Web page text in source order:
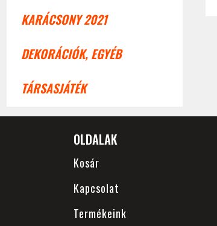
KARÁCSONY 2021
DEKORÁCIÓK, EGYÉB
TÁRSASJÁTÉK
OLDALAK
Kosár
Kapcsolat
Termékeink